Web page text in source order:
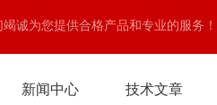
诚为您提供合格产品和专业的服务！
新闻中心 技术文章